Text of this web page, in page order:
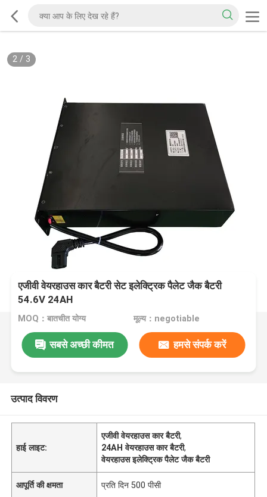
2/ 3
एजीवी वेयरहाउस कार बैटरी सेट इलेक्ट्रिक पैलेट जैक बैटरी
54.6V 24AH
MOQ：बातचीत योग्य मूल्य：negotiable
सबसे अच्छी कीमत हमसे संपर्क करें
उत्पाद विवरण
हाई लाइट:
एजीवी वेयरहाउस कार बैटरी,
24AH वेयरहाउस कार बैटरी,
वेयरहाउस इलेक्ट्रिक पैलेट जैक बैटरी
आपूर्ति की क्षमता प्रति दिन 500 पीसी